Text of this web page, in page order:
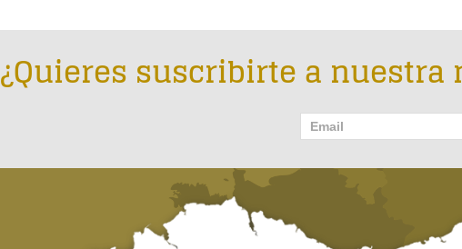
¿Quieres suscribirte a nuestra